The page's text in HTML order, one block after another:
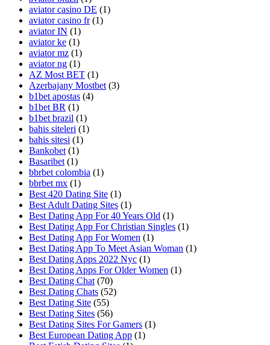
aviator casino DE (1)
aviator casino fr (1)
aviator IN (1)
aviator ke (1)
aviator mz (1)
aviator ng (1)
AZ Most BET (1)
Azerbajany Mostbet (3)
b1bet apostas (4)
b1bet BR (1)
b1bet brazil (1)
bahis siteleri (1)
bahis sitesi (1)
Bankobet (1)
Basaribet (1)
bbrbet colombia (1)
bbrbet mx (1)
Best 420 Dating Site (1)
Best Adult Dating Sites (1)
Best Dating App For 40 Years Old (1)
Best Dating App For Christian Singles (1)
Best Dating App For Women (1)
Best Dating App To Meet Asian Woman (1)
Best Dating Apps 2022 Nyc (1)
Best Dating Apps For Older Women (1)
Best Dating Chat (70)
Best Dating Chats (52)
Best Dating Site (55)
Best Dating Sites (56)
Best Dating Sites For Gamers (1)
Best European Dating App (1)